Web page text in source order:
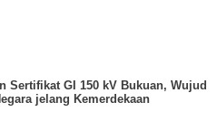
Sertifikat GI 150 kV Bukuan, Wujud
jelang Kemerdekaan